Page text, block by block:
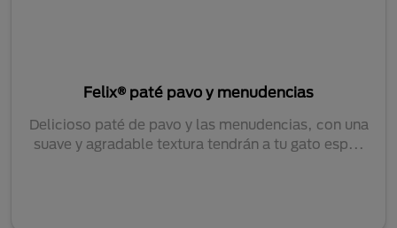
Felix® paté pavo y menudencias
Delicioso paté de pavo y las menudencias, con una
suave y agradable textura tendrán a tu gato esp...